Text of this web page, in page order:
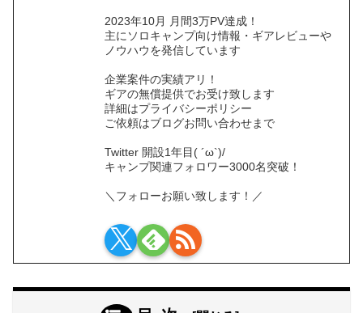
2023年10月 月間3万PV達成！
主にソロキャンプ向け情報・ギアレビューや
ノウハウを発信しています
企業案件の実績アリ！
ギアの無償提供でお受け致します
詳細はプライバシーポリシー
ご依頼はブログお問い合わせまで
Twitter 開設1年目( ´ω`)/
キャンプ関連フォロワー3000名突破！
＼フォローお願い致します！／